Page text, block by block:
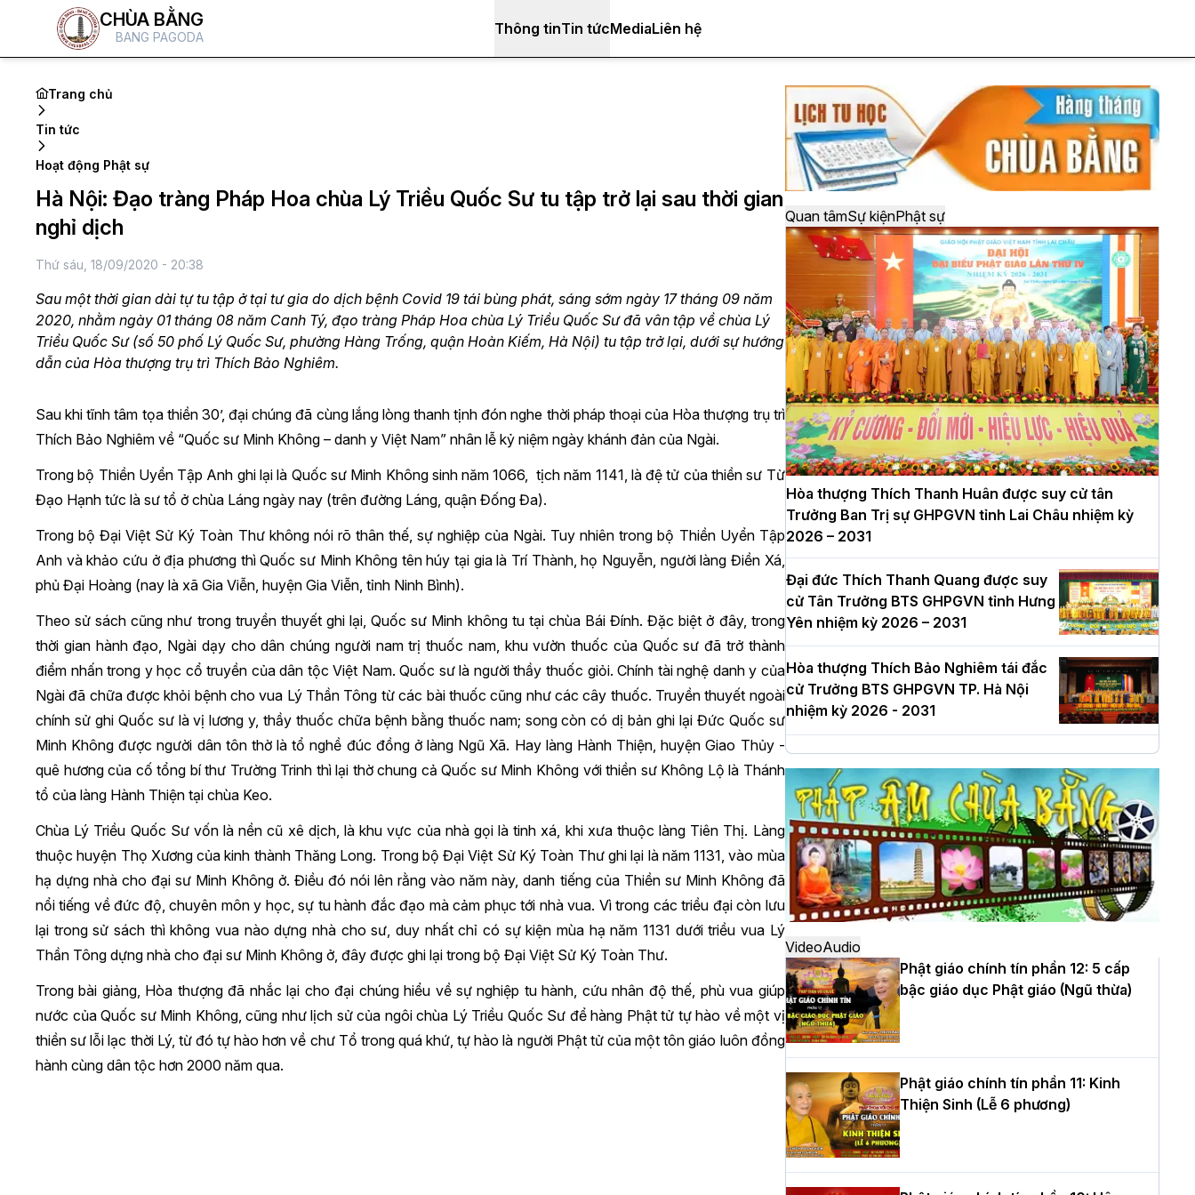
CHÙA BẰNG
BANG PAGODA Thông tinTin tứcMediaLiên hệ
Trang chủ
Tin tức
Hoạt động Phật sự
Hà Nội: Đạo tràng Pháp Hoa chùa Lý Triều Quốc Sư tu tập trở lại sau thời gian
nghỉ dịch
Thứ sáu, 18/09/2020 - 20:38
Sau một thời gian dài tự tu tập ở tại tư gia do dịch bệnh Covid 19 tái bùng phát, sáng sớm ngày 17 tháng 09 năm
2020, nhằm ngày 01 tháng 08 năm Canh Tý, đạo tràng Pháp Hoa chùa Lý Triều Quốc Sư đã vân tập về chùa Lý
Triều Quốc Sư (số 50 phố Lý Quốc Sư, phường Hàng Trống, quận Hoàn Kiếm, Hà Nội) tu tập trở lại, dưới sự hướng
dẫn của Hòa thượng trụ trì Thích Bảo Nghiêm.
Sau khi tĩnh tâm tọa thiền 30’, đại chúng đã cùng lắng lòng thanh tịnh đón nghe thời pháp thoại của Hòa thượng trụ trì
Thích Bảo Nghiêm về “Quốc sư Minh Không – danh y Việt Nam” nhân lễ kỷ niệm ngày khánh đản của Ngài.
Trong bộ Thiền Uyển Tập Anh ghi lại là Quốc sư Minh Không sinh năm 1066, tịch năm 1141, là đệ tử của thiền sư Từ
Đạo Hạnh tức là sư tổ ở chùa Láng ngày nay (trên đường Láng, quận Đống Đa).
Trong bộ Đại Việt Sử Ký Toàn Thư không nói rõ thân thế, sự nghiệp của Ngài. Tuy nhiên trong bộ Thiền Uyển Tập
Anh và khảo cứu ở địa phương thì Quốc sư Minh Không tên húy tại gia là Trí Thành, họ Nguyễn, người làng Điền Xá,
phủ Đại Hoàng (nay là xã Gia Viễn, huyện Gia Viễn, tỉnh Ninh Bình).
Theo sử sách cũng như trong truyền thuyết ghi lại, Quốc sư Minh không tu tại chùa Bái Đính. Đặc biệt ở đây, trong
thời gian hành đạo, Ngài dạy cho dân chúng người nam trị thuốc nam, khu vườn thuốc của Quốc sư đã trở thành
điểm nhấn trong y học cổ truyền của dân tộc Việt Nam. Quốc sư là người thầy thuốc giỏi. Chính tài nghệ danh y của
Ngài đã chữa được khỏi bệnh cho vua Lý Thần Tông từ các bài thuốc cũng như các cây thuốc. Truyền thuyết ngoài
chính sử ghi Quốc sư là vị lương y, thầy thuốc chữa bệnh bằng thuốc nam; song còn có dị bản ghi lại Đức Quốc sư
Minh Không được người dân tôn thờ là tổ nghề đúc đồng ở làng Ngũ Xã. Hay làng Hành Thiện, huyện Giao Thủy -
quê hương của cố tổng bí thư Trường Trinh thì lại thờ chung cả Quốc sư Minh Không với thiền sư Không Lộ là Thánh
tổ của làng Hành Thiện tại chùa Keo.
Chùa Lý Triều Quốc Sư vốn là nền cũ xê dịch, là khu vực của nhà gọi là tinh xá, khi xưa thuộc làng Tiên Thị. Làng
thuộc huyện Thọ Xương của kinh thành Thăng Long. Trong bộ Đại Việt Sử Ký Toàn Thư ghi lại là năm 1131, vào mùa
hạ dựng nhà cho đại sư Minh Không ở. Điều đó nói lên rằng vào năm này, danh tiếng của Thiền sư Minh Không đã
nổi tiếng về đức độ, chuyên môn y học, sự tu hành đắc đạo mà cảm phục tới nhà vua. Vì trong các triều đại còn lưu
lại trong sử sách thì không vua nào dựng nhà cho sư, duy nhất chỉ có sự kiện mùa hạ năm 1131 dưới triều vua Lý
Thần Tông dựng nhà cho đại sư Minh Không ở, đây được ghi lại trong bộ Đại Việt Sử Ký Toàn Thư.
Trong bài giảng, Hòa thượng đã nhắc lại cho đại chúng hiểu về sự nghiệp tu hành, cứu nhân độ thế, phù vua giúp
nước của Quốc sư Minh Không, cũng như lịch sử của ngôi chùa Lý Triều Quốc Sư để hàng Phật tử tự hào về một vị
thiền sư lỗi lạc thời Lý, từ đó tự hào hơn về chư Tổ trong quá khứ, tự hào là người Phật tử của một tôn giáo luôn đồng
hành cùng dân tộc hơn 2000 năm qua.
Quan tâmSự kiệnPhật sự
Hòa thượng Thích Thanh Huân được suy cử tân
Trưởng Ban Trị sự GHPGVN tỉnh Lai Châu nhiệm kỳ
2026 – 2031
Đại đức Thích Thanh Quang được suy
cử Tân Trưởng BTS GHPGVN tỉnh Hưng
Yên nhiệm kỳ 2026 – 2031
Hòa thượng Thích Bảo Nghiêm tái đắc
cử Trưởng BTS GHPGVN TP. Hà Nội
nhiệm kỳ 2026 - 2031
Hà Nội: Long trọng lễ khởi công xây
dựng Trung tâm văn hóa Phật giáo Thủ
đô
Hà Nội: Ngày tu học cuối cùng khép lại
khóa sinh hoạt Phật pháp mùa hè lần
thứ XIV tại chùa Bằng
Học yêu thương trong ngày tu tập thứ
tư của Khóa sinh hoạt Phật pháp mùa
hè tại chùa Bằng
HT.Thích Thọ Lạc được suy cử làm tân
Trưởng BTS GHPGVN tỉnh Nghệ An
VideoAudio
Phật giáo chính tín phần 12: 5 cấp
bậc giáo dục Phật giáo (Ngũ thừa)
Phật giáo chính tín phần 11: Kinh
Thiện Sinh (Lễ 6 phương)